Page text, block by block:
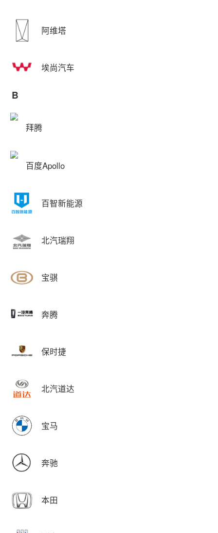
阿维塔
埃尚汽车
B
拜腾
百度Apollo
百智新能源
北汽瑞翔
宝骐
奔腾
保时捷
北汽道达
宝马
奔驰
本田